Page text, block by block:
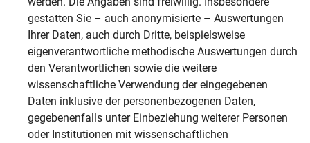
gestatten Sie – auch anonymisierte – Auswertungen
Ihrer Daten, auch durch Dritte, beispielsweise
eigenverantwortliche methodische Auswertungen durch
den Verantwortlichen sowie die weitere
wissenschaftliche Verwendung der eingegebenen
Daten inklusive der personenbezogenen Daten,
gegebenenfalls unter Einbeziehung weiterer Personen
oder Institutionen mit wissenschaftlichen